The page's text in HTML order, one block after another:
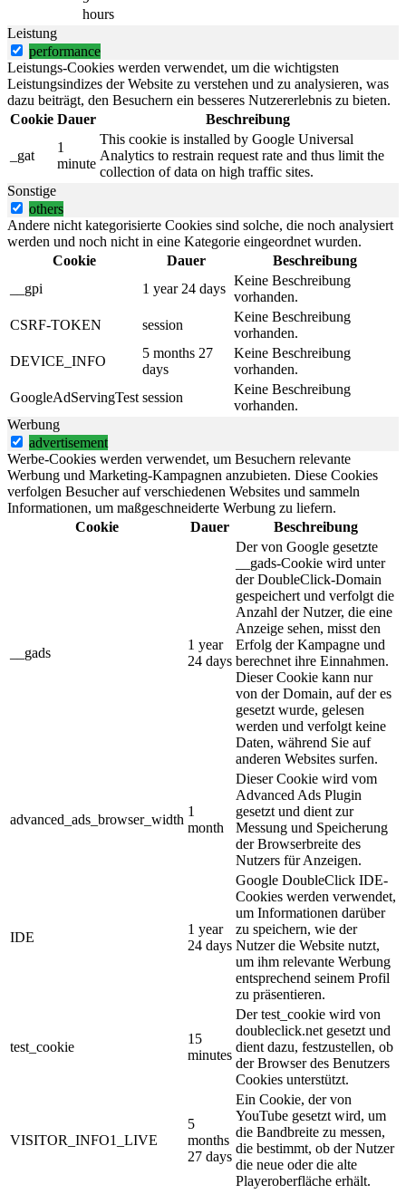
hours
Leistung
performance
Leistungs-Cookies werden verwendet, um die wichtigsten
Leistungsindizes der Website zu verstehen und zu analysieren, was
dazu beiträgt, den Besuchern ein besseres Nutzererlebnis zu bieten.
Cookie Dauer Beschreibung
_gat
1
minute
This cookie is installed by Google Universal
Analytics to restrain request rate and thus limit the
collection of data on high traffic sites.
Sonstige
others
Andere nicht kategorisierte Cookies sind solche, die noch analysiert
werden und noch nicht in eine Kategorie eingeordnet wurden.
Cookie
Dauer
Beschreibung
__gpi
1 year 24 days
Keine Beschreibung
vorhanden.
CSRF-TOKEN
session
Keine Beschreibung
vorhanden.
DEVICE_INFO
5 months 27
days
Keine Beschreibung
vorhanden.
GoogleAdServingTest session
Keine Beschreibung
vorhanden.
Werbung
advertisement
Werbe-Cookies werden verwendet, um Besuchern relevante
Werbung und Marketing-Kampagnen anzubieten. Diese Cookies
verfolgen Besucher auf verschiedenen Websites und sammeln
Informationen, um maßgeschneiderte Werbung zu liefern.
Cookie
Dauer Beschreibung
__gads
1 year
24 days
Der von Google gesetzte
__gads-Cookie wird unter
der DoubleClick-Domain
gespeichert und verfolgt die
Anzahl der Nutzer, die eine
Anzeige sehen, misst den
Erfolg der Kampagne und
berechnet ihre Einnahmen.
Dieser Cookie kann nur
von der Domain, auf der es
gesetzt wurde, gelesen
werden und verfolgt keine
Daten, während Sie auf
anderen Websites surfen.
advanced_ads_browser_width
1
month
Dieser Cookie wird vom
Advanced Ads Plugin
gesetzt und dient zur
Messung und Speicherung
der Browserbreite des
Nutzers für Anzeigen.
IDE
1 year
24 days
Google DoubleClick IDE-
Cookies werden verwendet,
um Informationen darüber
zu speichern, wie der
Nutzer die Website nutzt,
um ihm relevante Werbung
entsprechend seinem Profil
zu präsentieren.
test_cookie
15
minutes
Der test_cookie wird von
doubleclick.net gesetzt und
dient dazu, festzustellen, ob
der Browser des Benutzers
Cookies unterstützt.
VISITOR_INFO1_LIVE
5
months
27 days
Ein Cookie, der von
YouTube gesetzt wird, um
die Bandbreite zu messen,
die bestimmt, ob der Nutzer
die neue oder die alte
Playeroberfläche erhält.